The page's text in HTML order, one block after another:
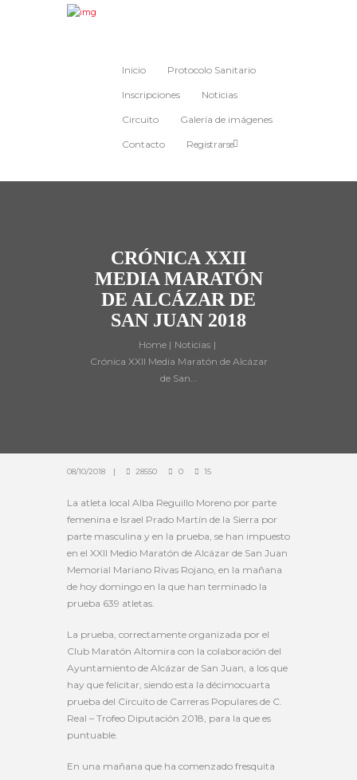
Inicio Protocolo Sanitario
Inscripciones Noticias
Circuito Galería de imágenes
Contacto Registrarse
CRÓNICA XXII
MEDIA MARATÓN
DE ALCÁZAR DE
SAN JUAN 2018
Home
Noticias
Crónica XXII Media Maratón de Alcázar
de San...
08/10/2018 28550 0 15
La atleta local Alba Reguillo Moreno por parte
femenina e Israel Prado Martín de la Sierra por
parte masculina y en la prueba, se han impuesto
en el XXII Medio Maratón de Alcázar de San Juan
Memorial Mariano Rivas Rojano, en la mañana
de hoy domingo en la que han terminado la
prueba 639 atletas.
La prueba, correctamente organizada por el
Club Maratón Altomira con la colaboración del
Ayuntamiento de Alcázar de San Juan, a los que
hay que felicitar, siendo esta la décimocuarta
prueba del Circuito de Carreras Populares de C.
Real – Trofeo Diputación 2018, para la que es
puntuable.
En una mañana que ha comenzado fresquita